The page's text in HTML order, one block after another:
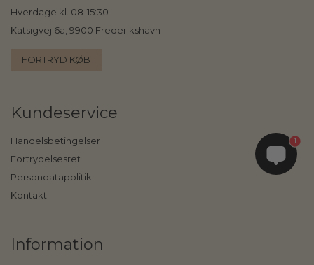
Hverdage kl. 08-15:30
Katsigvej 6a, 9900 Frederikshavn
FORTRYD KØB
Kundeservice
Handelsbetingelser
Fortrydelsesret
Persondatapolitik
Kontakt
Information
1